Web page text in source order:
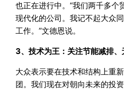
也正在进行中。“我们两千多个
现代化的公司。我记不起大众
工作。”文德恩说。
3、技术为王：关注节能减排
大众表示要在技术和结构上重
团。我们现在对朝向未来的投